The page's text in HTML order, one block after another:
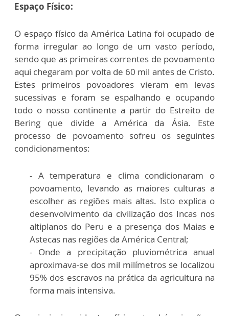
Espaço Físico:
O espaço físico da América Latina foi ocupado de
forma irregular ao longo de um vasto período,
sendo que as primeiras correntes de povoamento
aqui chegaram por volta de 60 mil antes de Cristo.
Estes primeiros povoadores vieram em levas
sucessivas e foram se espalhando e ocupando
todo o nosso continente a partir do Estreito de
Bering que divide a América da Ásia. Este
processo de povoamento sofreu os seguintes
condicionamentos:
- A temperatura e clima condicionaram o
povoamento, levando as maiores culturas a
escolher as regiões mais altas. Isto explica o
desenvolvimento da civilização dos Incas nos
altiplanos do Peru e a presença dos Maias e
Astecas nas regiões da América Central;
- Onde a precipitação pluviométrica anual
aproximava-se dos mil milímetros se localizou
95% dos escravos na prática da agricultura na
forma mais intensiva.